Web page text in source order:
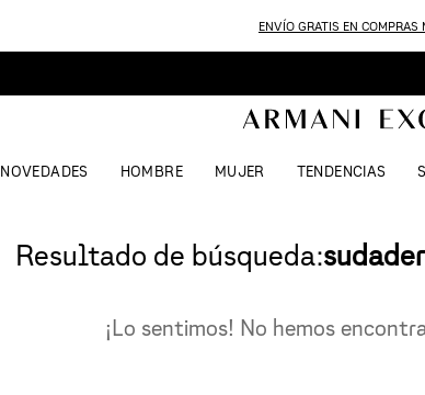
ENVÍO GRATIS EN COMPRAS
NOVEDADES HOMBRE MUJER TENDENCIAS
Resultado de búsqueda:
¡Lo sentimos! No hemos